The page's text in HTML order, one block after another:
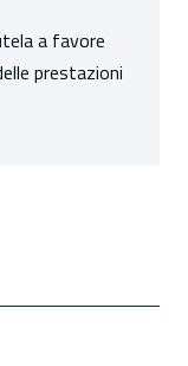
a favore
prestazioni